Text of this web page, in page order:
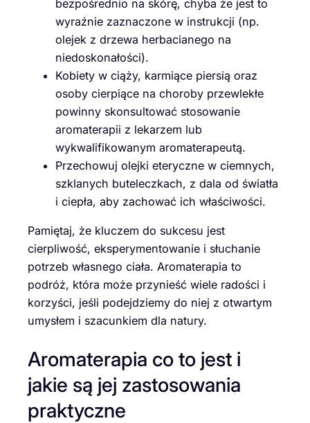
bezpośrednio na skórę, chyba że jest to
wyraźnie zaznaczone w instrukcji (np.
olejek z drzewa herbacianego na
niedoskonałości).
Kobiety w ciąży, karmiące piersią oraz
osoby cierpiące na choroby przewlekłe
powinny skonsultować stosowanie
aromaterapii z lekarzem lub
wykwalifikowanym aromaterapeutą.
Przechowuj olejki eteryczne w ciemnych,
szklanych buteleczkach, z dala od światła
i ciepła, aby zachować ich właściwości.
Pamiętaj, że kluczem do sukcesu jest
cierpliwość, eksperymentowanie i słuchanie
potrzeb własnego ciała. Aromaterapia to
podróż, która może przynieść wiele radości i
korzyści, jeśli podejdziemy do niej z otwartym
umysłem i szacunkiem dla natury.
Aromaterapia co to jest i
jakie są jej zastosowania
praktyczne